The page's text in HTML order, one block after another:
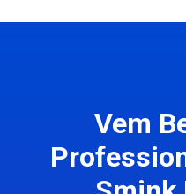
Vem